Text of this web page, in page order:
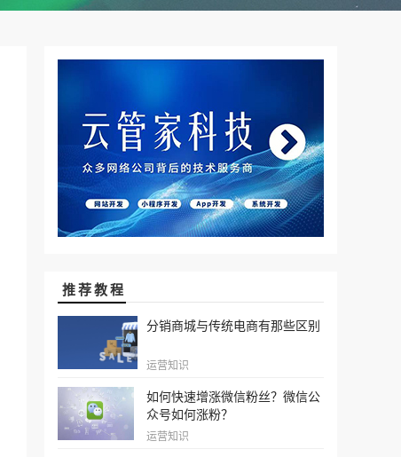
推荐教程
分销商城与传统电商有那些区别
运营知识
如何快速增涨微信粉丝？微信公
众号如何涨粉？
运营知识